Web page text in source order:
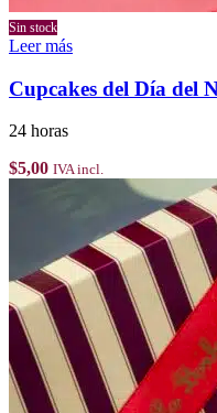
Sin stock
Leer más
Cupcakes del Día del
24 horas
$5,00 IVA incl.